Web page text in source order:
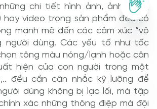
những chi tiết hình ảnh, ảnh động
hay video trong sản phẩm đều có
mạnh mẽ đến các cảm xúc “vô
người dùng. Các yếu tố như tốc
tông màu nóng/lạnh hoặc cân
hiện của con người trong một
đều cần cân nhắc kỹ lưỡng để
dùng không bị lạc lối, mà tập
xác những thông điệp mà đội